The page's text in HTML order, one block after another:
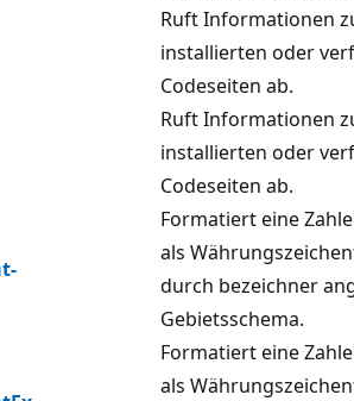
Ruft Informationen
installierten oder
Codeseiten ab.
Ruft Informationen
installierten oder
Codeseiten ab.
Formatiert eine
als
durch bezeichner
Gebietsschema.
Formatiert eine
als